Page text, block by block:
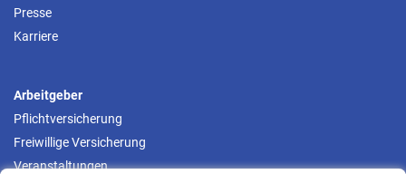
Presse
Karriere
Arbeitgeber
Pflichtversicherung
Freiwillige Versicherung
Veranstaltungen